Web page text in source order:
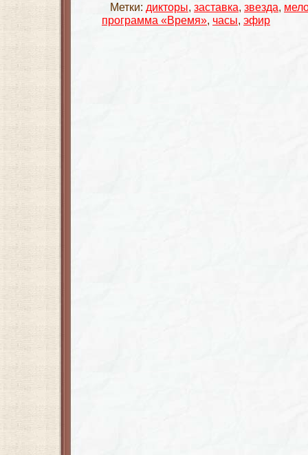
Метки: дикторы, заставка, звезда,
программа «Время», часы, эфир